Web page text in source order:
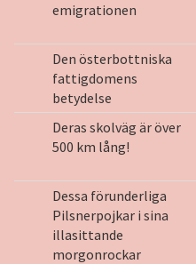
emigrationen
Den österbottniska
fattigdomens
betydelse
Deras skolväg är över
500 km lång!
Dessa förunderliga
Pilsnerpojkar i sina
illasittande
morgonrockar